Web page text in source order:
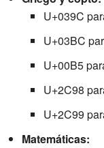
U+039C
U+03BC
U+00B5
U+2C98
U+2C99
Matemáticas: